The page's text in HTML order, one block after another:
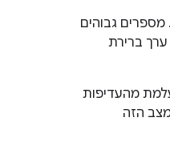
. מספרים גבוהים
ערך ברירת
מהעדיפות
הזה